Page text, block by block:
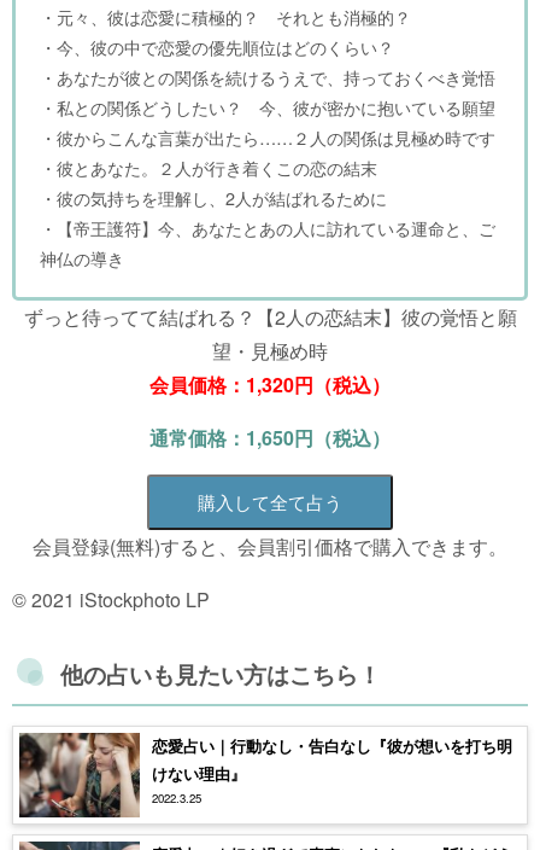
・元々、彼は恋愛に積極的？ それとも消極的？
・今、彼の中で恋愛の優先順位はどのくらい？
・あなたが彼との関係を続けるうえで、持っておくべき覚悟
・私との関係どうしたい？ 今、彼が密かに抱いている願望
・彼からこんな言葉が出たら……２人の関係は見極め時です
・彼とあなた。２人が行き着くこの恋の結末
・彼の気持ちを理解し、2人が結ばれるために
・【帝王護符】今、あなたとあの人に訪れている運命と、ご
神仏の導き
ずっと待ってて結ばれる？【2人の恋結末】彼の覚悟と願
望・見極め時
会員価格：1,320円（税込）
通常価格：1,650円（税込）
購入して全て占う
会員登録(無料)すると、会員割引価格で購入できます。
© 2021 iStockphoto LP
他の占いも見たい方はこちら！
恋愛占い｜行動なし・告白なし『彼が想いを打ち明
けない理由』
2022.3.25